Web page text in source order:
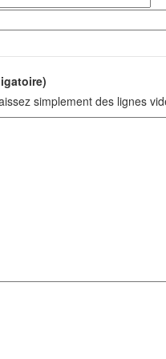
simplement des lignes